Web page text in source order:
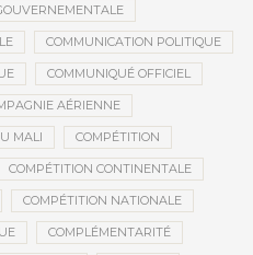
COMMUNICATION POLITIQUE
COMMUNIQUÉ OFFICIEL
AÉRIENNE
MALI COMPÉTITION
COMPÉTITION CONTINENTALE
COMPÉTITION NATIONALE
COMPLÉMENTARITÉ